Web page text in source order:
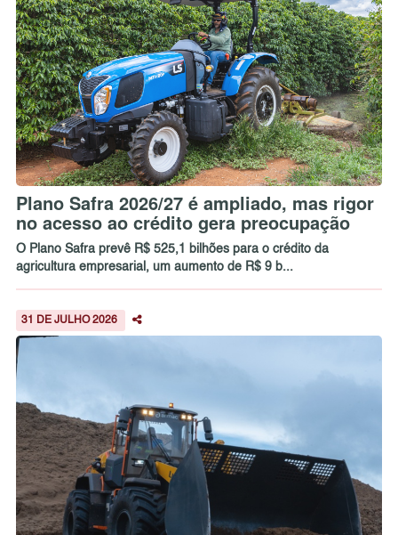
Plano Safra 2026/27 é ampliado, mas rigor
no acesso ao crédito gera preocupação
O Plano Safra prevê R$ 525,1 bilhões para o crédito da
agricultura empresarial, um aumento de R$ 9 b...
31 DE JULHO 2026